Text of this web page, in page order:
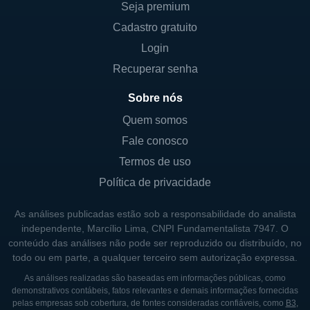
ESTRUTURA DE CONTROLE E SÓCIOS
A estrutura de controle da Eli Lilly é
caracterizada por uma combinação de ações
ordinárias e preferenciais, com acionistas
que incluem investidores institucionais,
não é controlada diretamente pelo governo,
mas sim por seus acionistas privados. A
governança corporativa é um aspecto
importante da Eli Lilly, com um conselho de
atividades e estabelece diretrizes para o
funcionamento e a ética empresarial.
grandes investidores institucionais, que
frequentemente detêm uma parcela
Seja premium
Cadastro gratuito
Login
Recuperar senha
Sobre nós
Quem somos
Fale conosco
Termos de uso
Política de privacidade
As análises publicadas estão sob a responsabilidade do analista
independente, Marcílio Lima, CNPI Fundamentalista 7947. O
conteúdo das análises não pode ser reproduzido ou distribuído, no
todo ou em parte, a qualquer terceiro sem autorização expressa.
As análises realizadas são baseadas em informações públicas, como
demonstrativos contábeis, fatos relevantes e demais informações fornecidas
pelas empresas sob cobertura, de fontes consideradas confiáveis, como B3,